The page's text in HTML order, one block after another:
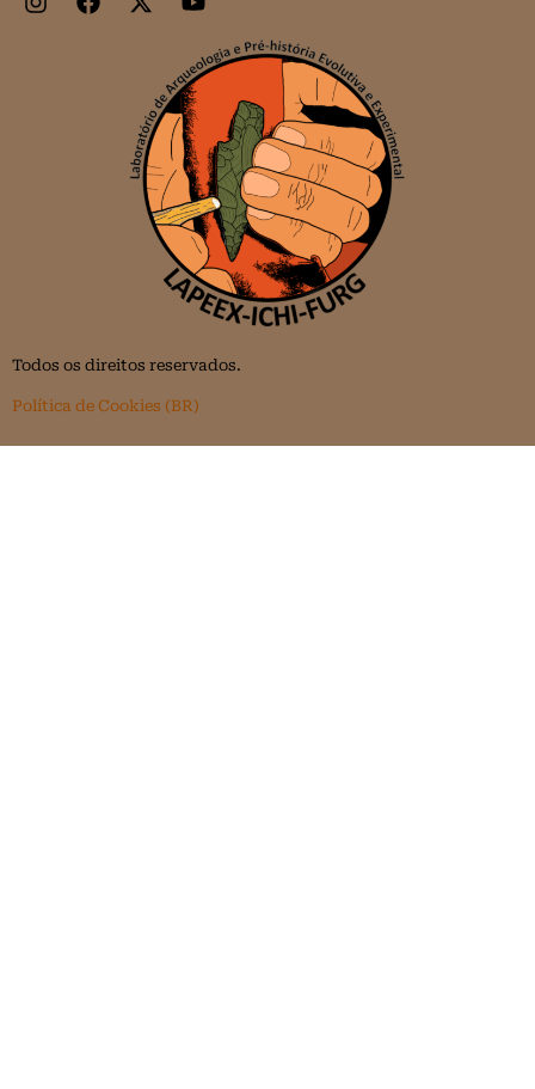
Todos os direitos reservados.
Política de Cookies (BR)